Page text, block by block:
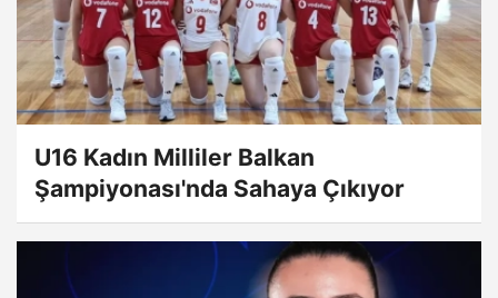
U16 Kadın Milliler Balkan
Şampiyonası'nda Sahaya Çıkıyor